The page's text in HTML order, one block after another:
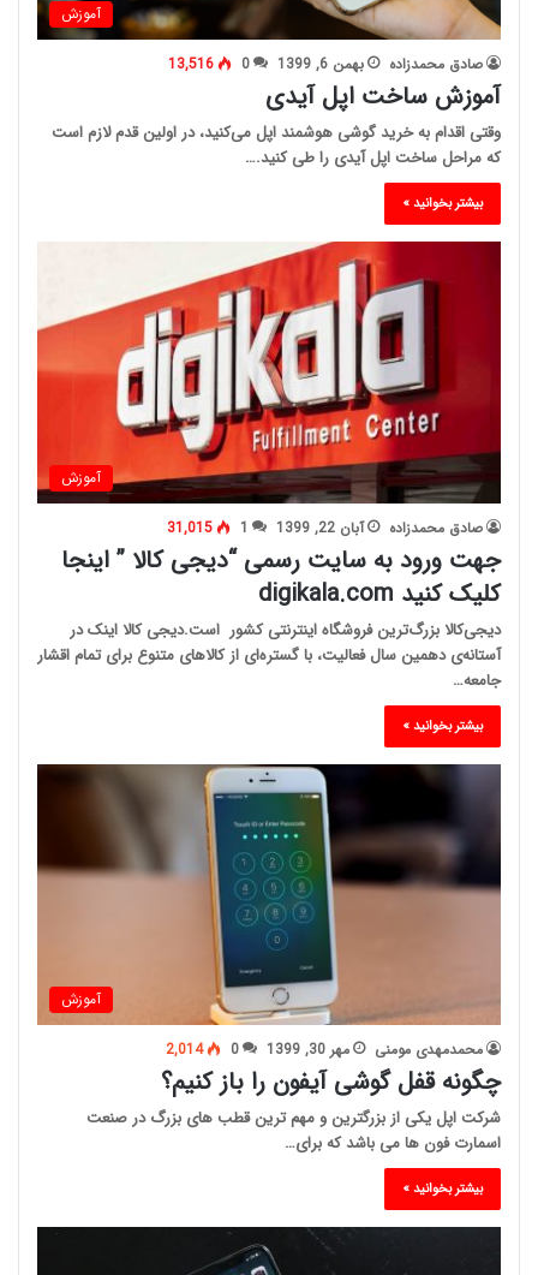
آموزش
صادق محمدزاده بهمن 6, 1399 0
13,516
آموزش ساخت اپل آیدی
وقتی اقدام به خرید گوشی هوشمند اپل می‌کنید، در اولین قدم لازم است
که مراحل ساخت اپل آیدی را طی کنید.…
بیشتر بخوانید »
آموزش
صادق محمدزاده آبان 22, 1399 1
31,015
جهت ورود به سایت رسمی “دیجی کالا ” اینجا
کلیک کنید digikala.com
دیجی‌کالا بزرگ‌ترین فروشگاه اینترنتی کشور است.دیجی کالا اینک در
آستانه‌ی دهمین سال فعالیت، با گستره‌ای از کالاهای متنوع برای تمام اقشار
جامعه…
بیشتر بخوانید »
آموزش
محمدمهدی مومنی مهر 30, 1399 0
2,014
چگونه قفل گوشی آیفون را باز کنیم؟
شرکت اپل یکی از بزرگترین و مهم ترین قطب های بزرگ در صنعت
اسمارت فون ها می باشد که برای…
بیشتر بخوانید »